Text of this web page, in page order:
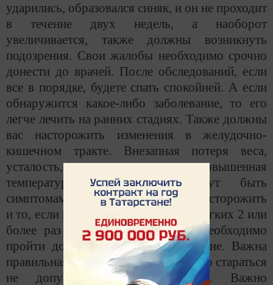
ударились, образовался синяк, и он не проходит
в течение двух недель, а наоборот
увеличивается, также должны возникнуть
подозрения. Свои жалобы необходимо срочно
донести до врачей. После обследований, если
все в порядке, будете спать спокойней. А если
обнаружится какое-либо заболевание, то его
легче лечить на ранних стадиях. Также должны
вас насторожить изменения в желудочно-
кишечном тракте. Внезапная потеря веса,
усталость, постоянная повышенная
температура тела также могут быть
симптомами заболеваний. Должно насторожить
и то, если вы болеете воспалением легких 2 или
более раз в год. В этом случае необходимо
пройти дополнительное обследование. Важна
правильная работа кишечника: нужно стараться
не допускать запоров, диареи. Важно